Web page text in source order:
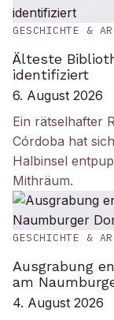
GESCHICHTE &
Älteste
identifiziert
6. August 2026
Ein rätselhafter
Córdoba hat
Halbinsel
Mithräum.
GESCHICHTE &
Ausgrabung
am
4. August 2026